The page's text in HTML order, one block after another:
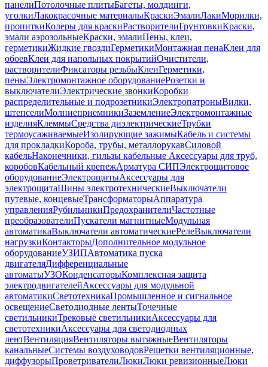
панелиПотолочные плитыБагеты, молдинги,
уголкиЛакокрасочные материалыКраскиЭмалиЛакиМорилки,
пропиткиКолеры для краскиРастворителиГрунтовкиКраски,
эмали аэрозольныеКраски, эмалиПены, клеи,
герметикиЖидкие гвоздиГерметикиМонтажная пенаКлеи для
обоевКлеи для напольных покрытийОчистители,
растворителиФиксаторы резьбыКлеиГерметики,
пеныЭлектромонтажное оборудованиеРозетки и
выключателиЭлектрические звонкиКоробки
распределительные и подрозетникиЭлектропатроныВилки,
штепселиМолниеприемникиЗаземлениеЭлектромонтажные
изделияКлеммыСредства диэлектрическиеТрубки
термоусаживаемыеИзолирующие зажимыКабель и системы
для прокладкиКороба, трубы, металлорукавСиловой
кабельНаконечники, гильзы кабельные Аксессуары для труб,
коробовКабельный крепежАрматура СИПЭлектрощитовое
оборудованиеЭлектрощитыАксессуары для
электрощитаШины электротехническиеВыключатели
путевые, концевыеТрансформаторыАппаратура
управленияРубильникиПредохранителиЧастотные
преобразователиПускатели магнитныеМодульная
автоматикаВыключатели автоматическиеРелеВыключатели
нагрузкиКонтакторыДополнительное модульное
оборудованиеУЗИПАвтоматика пуска
двигателяДифференциальные
автоматыУЗОКонденсаторыКомплексная защита
электродвигателейАксессуары для модульной
автоматикиСветотехникаПромышленное и сигнальное
освещениеСветодиодные лентыТочечные
светильникиТрековые светильникиАксессуары для
светотехникиАксессуары для светодиодных
лентВентиляцияВентиляторы вытяжныеВентиляторы
канальныеСистемы воздуховодовРешетки вентиляционные,
диффузорыПроветривателиЛюкиЛюки ревизионныеЛюки